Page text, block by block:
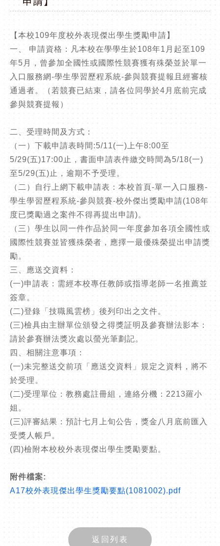
【本校109年度校外表現傑出學生獎勵申請】
一、 申請資格：凡本校在學學生於108年1月起至109
年5月，曾參加全國性或國際性競賽獲有殊榮並於單一
入口服務網-學生學習歷程系統-參與競賽提報且經審核
通過者。（若競賽已結束，請各位同學於4月底前完成
參與競賽提報）
二、受理時間及方式：
（一）下載申請表時間:5/11(一)上午8:00至
5/29(五)17:00止，書面申請表件繳交時間為5/18(一)
至5/29(五)止，逾期不予受理。
（二）自行上網下載申請表：本校首頁-單一入口服務-
學生學習歷程系統-參與競賽-校外傑出獎勵申請(108年
度已獎勵過之案件不得再提出申請)。
（三）學生以同一件作品於同一年度參加各項全國性或
國際性競賽並皆獲殊榮者，應擇一最優殊榮提出申請獎
勵。
三、應送交資料：
(一)申請表：需經本校專任教師或指導老師一名推薦並
簽章。
(二)登錄「技職風雲榜」後列印出之文件。
(三)檢具由主辦單位頒發之得獎証明及參賽辦法影本：
請於參賽辦法獎次處以螢光筆劃記。
四、相關注意事項：
(一)未完整送交前項「應送交資料」規定之資料，將不
於受理。
(二)受理單位：教務處註冊組，連絡分機：2213羅小
姐。
(三)評審結果：預計七月上旬公告，獎金八月底前匯入
受獎人帳戶。
(四)檢附本校校外表現傑出學生獎勵要點。
附件檔案:
A17校外表現傑出學生獎勵要點(1081002).pdf
返回列表